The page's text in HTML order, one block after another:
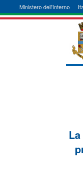
Ministero dell'Interno